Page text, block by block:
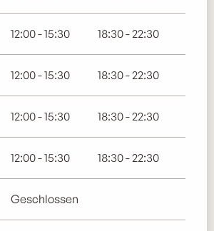
12:00 - 15:30 18:30 - 22:30
12:00 - 15:30 18:30 - 22:30
12:00 - 15:30 18:30 - 22:30
12:00 - 15:30 18:30 - 22:30
Geschlossen